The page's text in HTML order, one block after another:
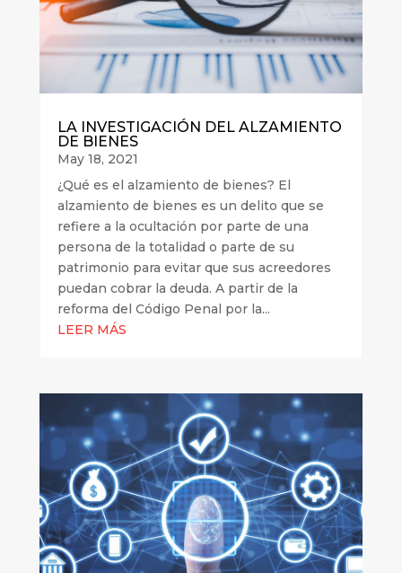
LA INVESTIGACIÓN DEL ALZAMIENTO
DE BIENES
May 18, 2021
¿Qué es el alzamiento de bienes? El
alzamiento de bienes es un delito que se
refiere a la ocultación por parte de una
persona de la totalidad o parte de su
patrimonio para evitar que sus acreedores
puedan cobrar la deuda. A partir de la
reforma del Código Penal por la...
LEER MÁS